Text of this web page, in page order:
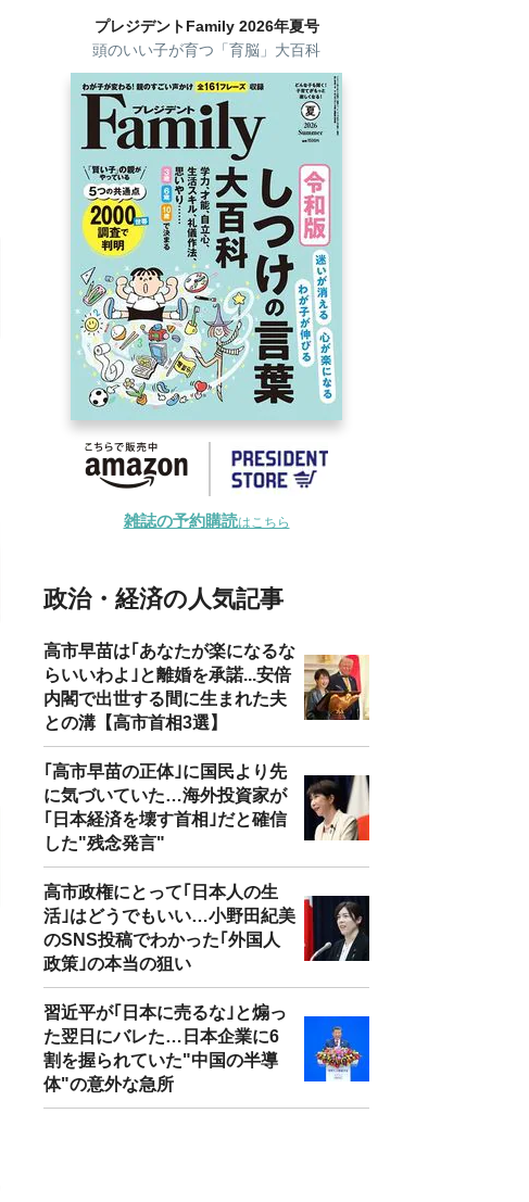
プレジデントFamily 2026年夏号
頭のいい子が育つ「育脳」大百科
雑誌の予約購読はこちら
政治・経済の人気記事
高市早苗は｢あなたが楽になるな
らいいわよ｣と離婚を承諾...安倍
内閣で出世する間に生まれた夫
との溝【高市首相3選】
｢高市早苗の正体｣に国民より先
に気づいていた…海外投資家が
｢日本経済を壊す首相｣だと確信
した"残念発言"
高市政権にとって｢日本人の生
活｣はどうでもいい…小野田紀美
のSNS投稿でわかった｢外国人
政策｣の本当の狙い
習近平が｢日本に売るな｣と煽っ
た翌日にバレた…日本企業に6
割を握られていた"中国の半導
体"の意外な急所